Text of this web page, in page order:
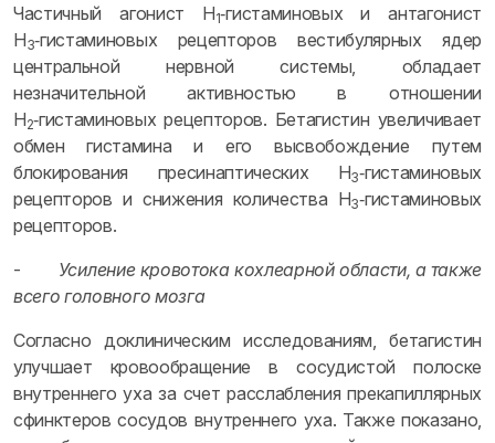
Частичный агонист H1‑гистаминовых и антагонист
H3‑гистаминовых рецепторов вестибулярных ядер
центральной нервной системы, обладает
незначительной активностью в отношении
H2‑гистаминовых рецепторов. Бетагистин увеличивает
обмен гистамина и его высвобождение путем
блокирования пресинаптических H3‑гистаминовых
рецепторов и снижения количества H3‑гистаминовых
рецепторов.
- Усиление кровотока кохлеарной области, а также
всего головного мозга
Согласно доклиническим исследованиям, бетагистин
улучшает кровообращение в сосудистой полоске
внутреннего уха за счет расслабления прекапиллярных
сфинктеров сосудов внутреннего уха. Также показано,